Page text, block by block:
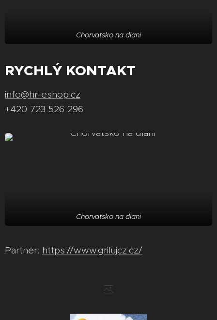
Chorvatsko na dlani
RYCHLÝ KONTAKT
info@hr-eshop.cz
+420 723 526 296
Chorvatsko na dlani
Partner: https://www.grilujcz.cz/